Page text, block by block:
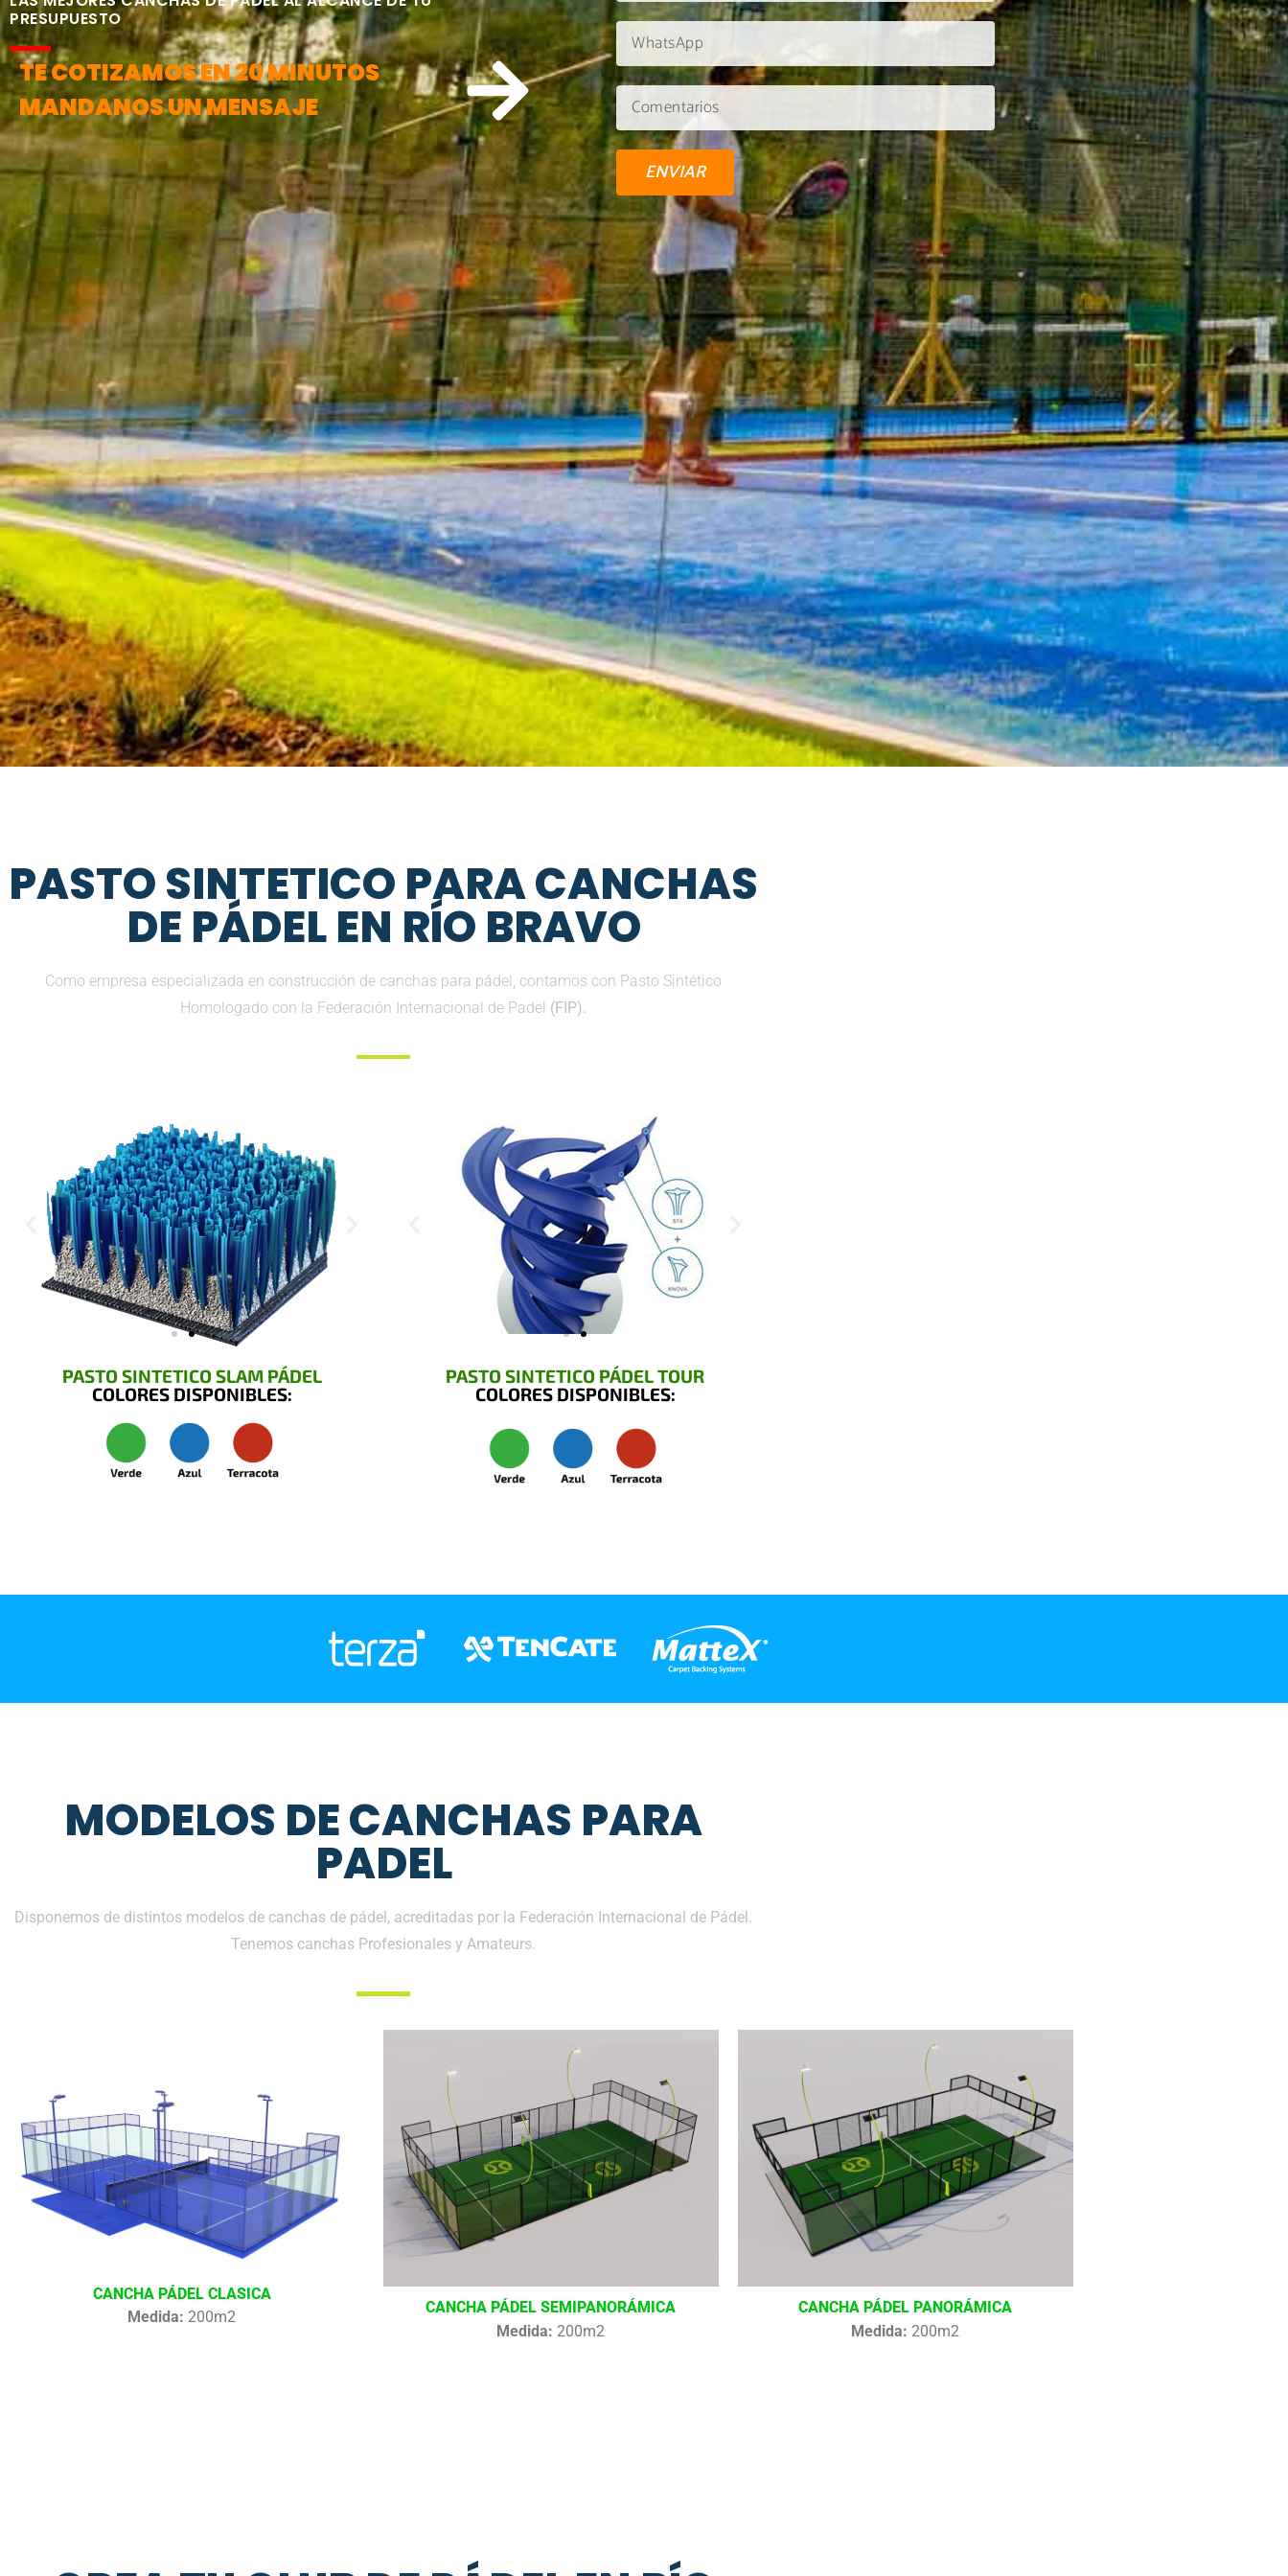
PRESUPUESTO
TE COTIZAMOS EN 20 MINUTOS
MANDANOS UN MENSAJE
ENVIAR
PASTO SINTETICO PARA CANCHAS
DE PÁDEL EN RÍO BRAVO
Como empresa especializada en construcción de canchas para pádel, contamos con Pasto Sintético
Homologado con la Federación Internacional de Padel (FIP).
PASTO SINTETICO SLAM PÁDEL
COLORES DISPONIBLES:
PASTO SINTETICO PÁDEL TOUR
COLORES DISPONIBLES:
MODELOS DE CANCHAS PARA
PADEL
Disponemos de distintos modelos de canchas de pádel, acreditadas por la Federación Internacional de Pádel.
Tenemos canchas Profesionales y Amateurs.
CANCHA PÁDEL CLASICA
Medida: 200m2
CANCHA PÁDEL SEMIPANORÁMICA
Medida: 200m2
CANCHA PÁDEL PANORÁMICA
Medida: 200m2